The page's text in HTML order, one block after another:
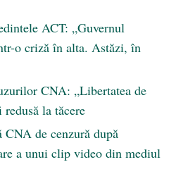
ACT: „Guvernul
o criză în alta. Astăzi, în
CNA: „Libertatea de
la tăcere
de cenzură după
a unui clip video din mediul